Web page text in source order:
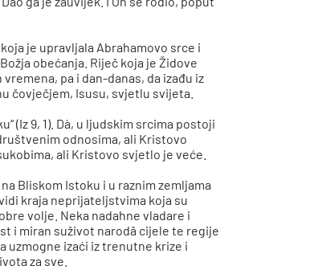
je upravljala Abrahamovo srce i
obećanja. Riječ koja je Židove
pa i dan-danas, da izađu iz
čovječjem, Isusu, svjetlu svijeta.
(Iz 9, 1). Dà, u ljudskim srcima postoji
odnosima, ali Kristovo
ali Kristovo svjetlo je veće.
Bliskom Istoku i u raznim zemljama
kraja neprijateljstvima koja su
volje. Neka nadahne vladare i
i miran suživot narodâ cijele te regije
uzmogne izaći iz trenutne krize i
za sve.